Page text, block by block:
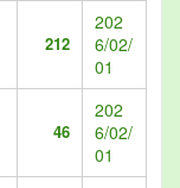
212
202
6/02/
01
46
202
6/02/
01